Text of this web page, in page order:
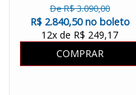
De R$ 3.090,00
R$ 2.840,50 no boleto
12x de R$ 249,17
COMPRAR